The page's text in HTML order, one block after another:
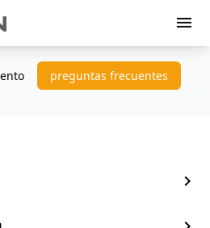
menu
preguntas frecuentes
chevron_right